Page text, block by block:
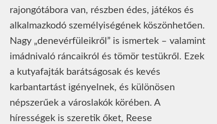
rajongótábora van, részben édes, játékos és
alkalmazkodó személyiségének köszönhetően.
Nagy „denevérfüleikről” is ismertek – valamint
imádnivaló ráncaikról és tömör testükről. Ezek
a kutyafajták barátságosak és kevés
karbantartást igényelnek, és különösen
népszerűek a városlakók körében. A
hírességek is szeretik őket, Reese